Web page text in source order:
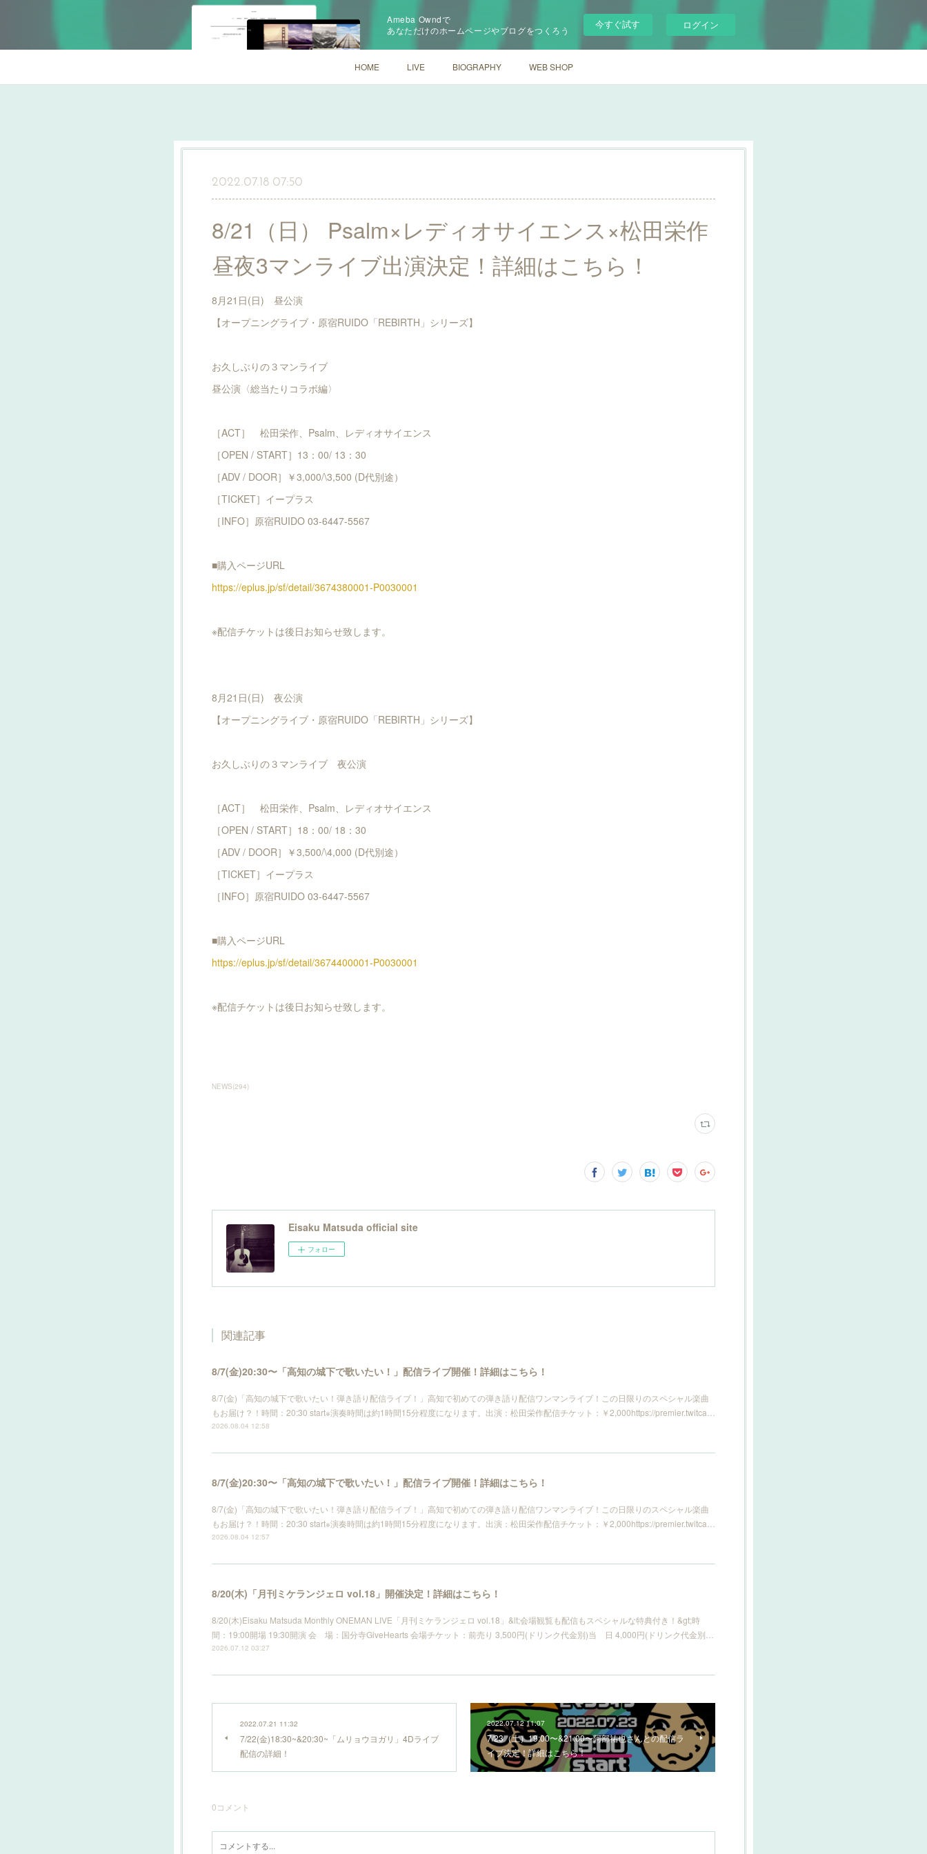
Ameba Owndで
あなただけのホームページやブログをつくろう
今すぐ試す ログイン
HOME LIVE BIOGRAPHY WEB SHOP
2022.07.18 07:50
8/21（日） Psalm×レディオサイエンス×松田栄作
昼夜3マンライブ出演決定！詳細はこちら！
8月21日(日) 昼公演
【オープニングライブ・原宿RUIDO「REBIRTH」シリーズ】
お久しぶりの３マンライブ
昼公演〈総当たりコラボ編〉
［ACT］ 松田栄作、Psalm、レディオサイエンス
［OPEN / START］13：00/ 13：30
［ADV / DOOR］￥3,000/\3,500 (D代別途）
［TICKET］イープラス
［INFO］原宿RUIDO 03-6447-5567
■購入ページURL
https://eplus.jp/sf/detail/3674380001-P0030001
※配信チケットは後日お知らせ致します。
8月21日(日) 夜公演
【オープニングライブ・原宿RUIDO「REBIRTH」シリーズ】
お久しぶりの３マンライブ 夜公演
［ACT］ 松田栄作、Psalm、レディオサイエンス
［OPEN / START］18：00/ 18：30
［ADV / DOOR］￥3,500/\4,000 (D代別途）
［TICKET］イープラス
［INFO］原宿RUIDO 03-6447-5567
■購入ページURL
https://eplus.jp/sf/detail/3674400001-P0030001
※配信チケットは後日お知らせ致します。
NEWS(294)
Eisaku Matsuda official site
フォロー
関連記事
8/7(金)20:30〜「高知の城下で歌いたい！」配信ライブ開催！詳細はこちら！
8/7(金)「高知の城下で歌いたい！弾き語り配信ライブ！」高知で初めての弾き語り配信ワンマンライブ！この日限りのスペシャル楽曲
もお届け？！時間：20:30 start※演奏時間は約1時間15分程度になります。出演：松田栄作配信チケット：￥2,000https://premier.twitca…
2026.08.04 12:58
8/7(金)20:30〜「高知の城下で歌いたい！」配信ライブ開催！詳細はこちら！
8/7(金)「高知の城下で歌いたい！弾き語り配信ライブ！」高知で初めての弾き語り配信ワンマンライブ！この日限りのスペシャル楽曲
もお届け？！時間：20:30 start※演奏時間は約1時間15分程度になります。出演：松田栄作配信チケット：￥2,000https://premier.twitca…
2026.08.04 12:57
8/20(木)「月刊ミケランジェロ vol.18」開催決定！詳細はこちら！
8/20(木)Eisaku Matsuda Monthly ONEMAN LIVE「月刊ミケランジェロ vol.18」&lt;会場観覧も配信もスペシャルな特典付き！&gt;時
間：19:00開場 19:30開演 会 場：国分寺GiveHearts 会場チケット：前売り 3,500円(ドリンク代金別)当 日 4,000円(ドリンク代金別…
2026.07.12 03:27
2022.07.21 11:32
7/22(金)18:30~&20:30~「ムリョウヨガリ」4Dライブ
配信の詳細！
2022.07.12 11:07
7/23（土）19:00〜&21:00〜阿部祐也さんとの配信ラ
イブ決定！詳細はこちら！
0コメント